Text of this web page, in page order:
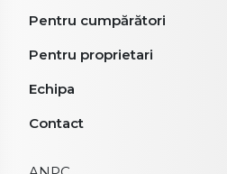
Pentru cumpărători
Pentru proprietari
Echipa
Contact